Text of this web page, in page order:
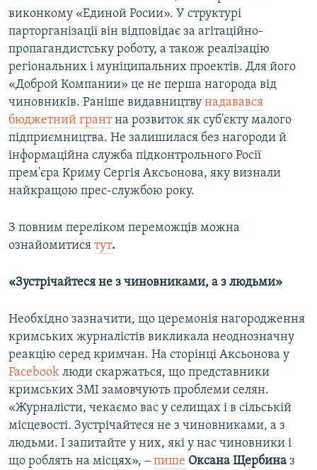
виконкому «Единой Росии». У структурі
парторганізації він відповідає за агітаційно-
пропагандистську роботу, а також реалізацію
регіональних і муніципальних проектів. Для його
«Доброй Компании» це не перша нагорода від
чиновників. Раніше видавництву надавався
бюджетний грантна розвиток як суб'єкту малого
підприємництва. Не залишилася без нагороди й
інформаційна служба підконтрольного Росії
прем'єра Криму Сергія Аксьонова, яку визнали
найкращою прес-службою року.
З повним переліком переможців можна
ознайомитися тут.
«Зустрічайтеся не з чиновниками, а з людьми»
Необхідно зазначити, що церемонія нагородження
кримських журналістів викликала неоднозначну
реакцію серед кримчан. На сторінці Аксьонова у
Facebook люди скаржаться, що представники
кримських ЗМІ замовчують проблеми селян.
«Журналісти, чекаємо вас у селищах і в сільській
місцевості. Зустрічайтеся не з чиновниками, а з
людьми. І запитайте у них, які у нас чиновники і
що роблять на місцях», ‒пише Оксана Щербина з